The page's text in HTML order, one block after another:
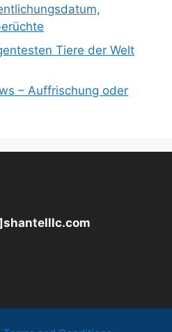
Tiere der Welt
– Auffrischung oder